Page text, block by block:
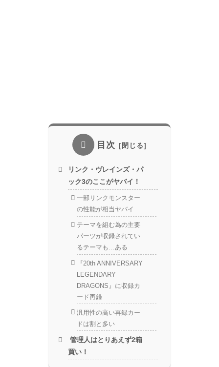
目次
リンク・ヴレインズ・パ
ック3のここがヤバイ！
一部リンクモンスター
の性能が相当ヤバイ
テーマを組む為の主要
パーツが収録されてい
るテーマも…ある
『20th ANNIVERSARY
LEGENDARY
DRAGONS』に収録カ
ード再録
汎用性の高い再録カー
ドは割と多い
管理人はとりあえず2箱
買い！